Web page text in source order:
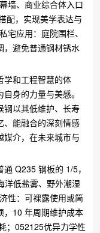
墙、商业综合体入口
配，实现美学表达与
应用：庭院围栏、
，避免普通钢材锈水
学和工程智慧的体
身的力量与美感。
钢以其低维护、长寿
、能融合的深刻情感
媒介，在未来城市与
Q235 钢板的 1/5，
洋低盐雾、野外潮湿
性：可裸露使用或简
，10 年周期维护成本
；​052125优异力学性